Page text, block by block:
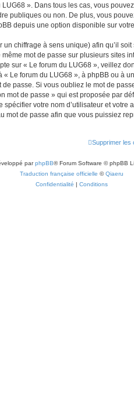
». Dans tous les cas, vous
publiques ou non. De plus, vous
depuis une option disponible sur
un chiffrage à sens unique) afin qu’il
mot de passe sur plusieurs sites
sur « Le forum du LUG68 », veillez
Le forum du LUG68 », à phpBB ou à
passe. Si vous oubliez le mot de
mot de passe » qui est proposée par
votre nom d’utilisateur et votre
mot de passe afin que vous puissiez
Supprimer les
parphpBB® Forum Software © phpBB
Traduction française officielle ©Qiaeru
Confidentialité | Conditions